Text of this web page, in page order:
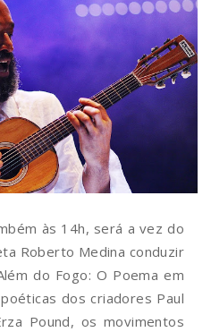
às 14h, será a vez do
Roberto Medina conduzir
do Fogo: O Poema em
dos criadores Paul
Pound, os movimentos